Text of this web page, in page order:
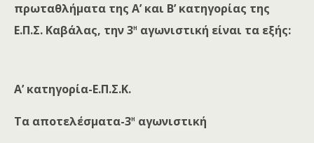
πρωταθλήματα της Α’ και Β’ κατηγορίας της
Ε.Π.Σ. Καβάλας, την 3η αγωνιστική είναι τα εξής:
Α’ κατηγορία-Ε.Π.Σ.Κ.
Τα αποτελέσματα-3η αγωνιστική